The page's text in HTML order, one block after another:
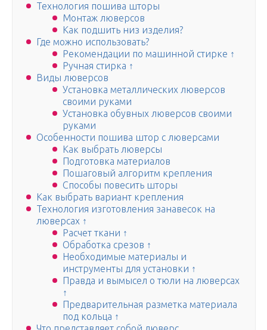
Технология пошива шторы
Монтаж люверсов
Как подшить низ изделия?
Где можно использовать?
Рекомендации по машинной стирке ↑
Ручная стирка ↑
Виды люверсов
Установка металлических люверсов
своими руками
Установка обувных люверсов своими
руками
Особенности пошива штор с люверсами
Как выбрать люверсы
Подготовка материалов
Пошаговый алгоритм крепления
Способы повесить шторы
Как выбрать вариант крепления
Технология изготовления занавесок на
люверсах ↑
Расчет ткани ↑
Обработка срезов ↑
Необходимые материалы и
инструменты для установки ↑
Правда и вымысел о тюли на люверсах
↑
Предварительная разметка материала
под кольца ↑